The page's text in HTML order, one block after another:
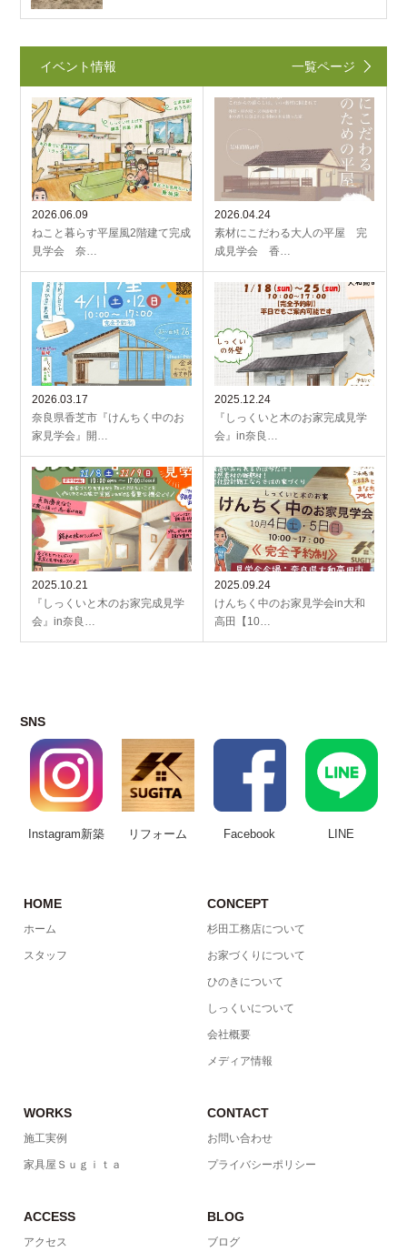
イベント情報 一覧ページ
2026.06.09
ねこと暮らす平屋風2階建て完成
見学会 奈…
2026.04.24
素材にこだわる大人の平屋 完
成見学会 香…
2026.03.17
奈良県香芝市『けんちく中のお
家見学会』開…
2025.12.24
『しっくいと木のお家完成見学
会』in奈良…
2025.10.21
『しっくいと木のお家完成見学
会』in奈良…
2025.09.24
けんちく中のお家見学会in大和
高田【10…
SNS
Instagram新築 リフォーム Facebook LINE
HOME
ホーム
スタッフ
CONCEPT
杉田工務店について
お家づくりについて
ひのきについて
しっくいについて
会社概要
メディア情報
WORKS
施工実例
家具屋Ｓｕｇｉｔａ
CONTACT
お問い合わせ
プライバシーポリシー
ACCESS
アクセス
BLOG
ブログ